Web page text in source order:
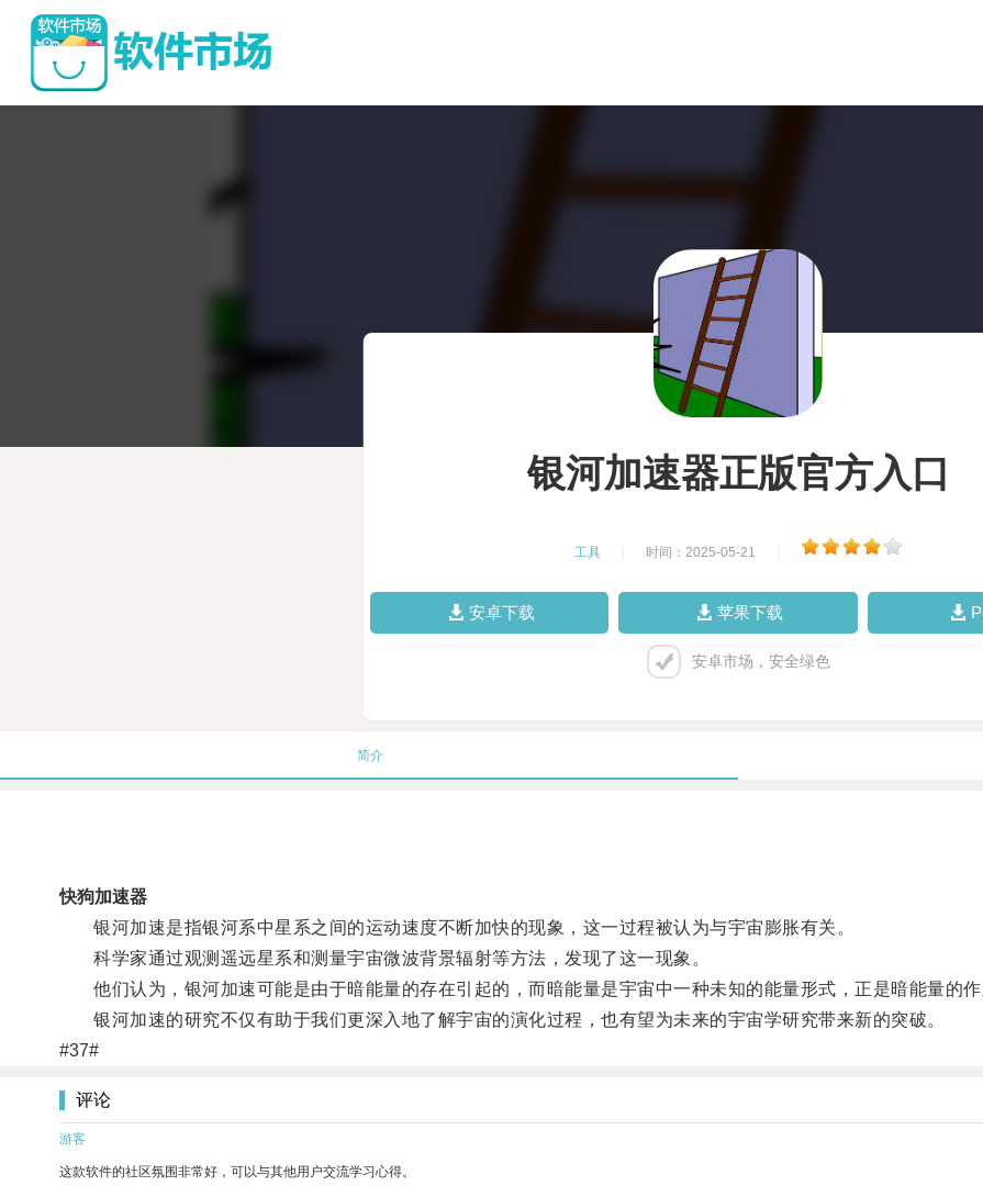
银河加速器正版官方入口
工具 时间：2025-05-21
安卓下载 苹果下载
安卓市场，安全绿色
简介
快狗加速器
银河加速是指银河系中星系之间的运动速度不断加快的现象，这一过程被认为与宇宙膨胀有关。
科学家通过观测遥远星系和测量宇宙微波背景辐射等方法，发现了这一现象。
他们认为，银河加速可能是由于暗能量的存在引起的，而暗能量是宇宙中一种未知的能量形式，正是暗能量的作
银河加速的研究不仅有助于我们更深入地了解宇宙的演化过程，也有望为未来的宇宙学研究带来新的突破。
#37#
评论
游客
这款软件的社区氛围非常好，可以与其他用户交流学习心得。